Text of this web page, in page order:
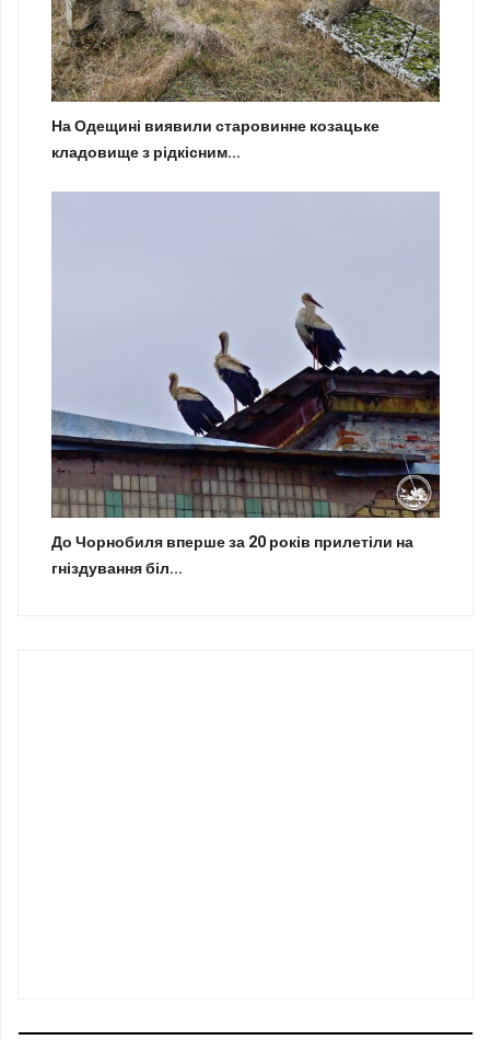
На Одещині виявили старовинне козацьке
кладовище з рідкісним...
До Чорнобиля вперше за 20 років прилетіли на
гніздування біл...